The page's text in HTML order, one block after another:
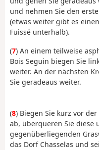
und nehmen Sie den
(etwas weiter gibt es
Fuissé unterhalb).
(7) An einem teilweise
Bois Seguin biegen Sie
weiter. An der nächsten
Sie geradeaus weiter.
(8) Biegen Sie kurz vor
ab, überqueren Sie diese
gegenüberliegenden
das Dorf Chasselas und